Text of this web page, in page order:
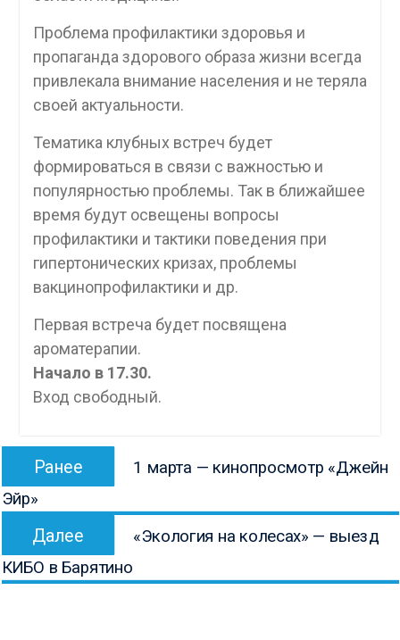
Проблема профилактики здоровья и
пропаганда здорового образа жизни всегда
привлекала внимание населения и не теряла
своей актуальности.
Тематика клубных встреч будет
формироваться в связи с важностью и
популярностью проблемы. Так в ближайшее
время будут освещены вопросы
профилактики и тактики поведения при
гипертонических кризах, проблемы
вакцинопрофилактики и др.
Первая встреча будет посвящена
ароматерапии.
Начало в 17.30.
Вход свободный.
Навигация
записям
Ранее
запись:
1 марта — кинопросмотр «Джейн
Эйр»
Далее
запись:
«Экология на колесах» — выезд
КИБО в Барятино